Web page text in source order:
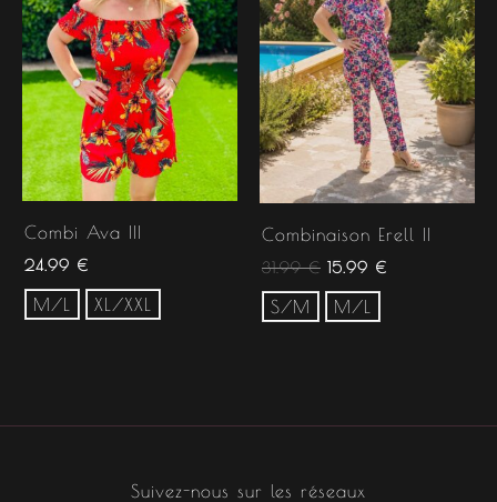
Combi Ava III
24.99 €
M/L XL/XXL
Combinaison Erell II
31.99€ 15.99 €
S/M M/L
Suivez-nous sur les réseaux